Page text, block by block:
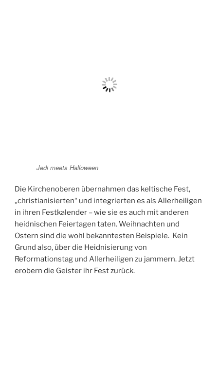
Jedi meets Halloween
Die Kirchenoberen übernahmen das keltische Fest,
„christianisierten“ und integrierten es als Allerheiligen
in ihren Festkalender – wie sie es auch mit anderen
heidnischen Feiertagen taten. Weihnachten und
Ostern sind die wohl bekanntesten Beispiele. Kein
Grund also, über die Heidnisierung von
Reformationstag und Allerheiligen zu jammern. Jetzt
erobern die Geister ihr Fest zurück.